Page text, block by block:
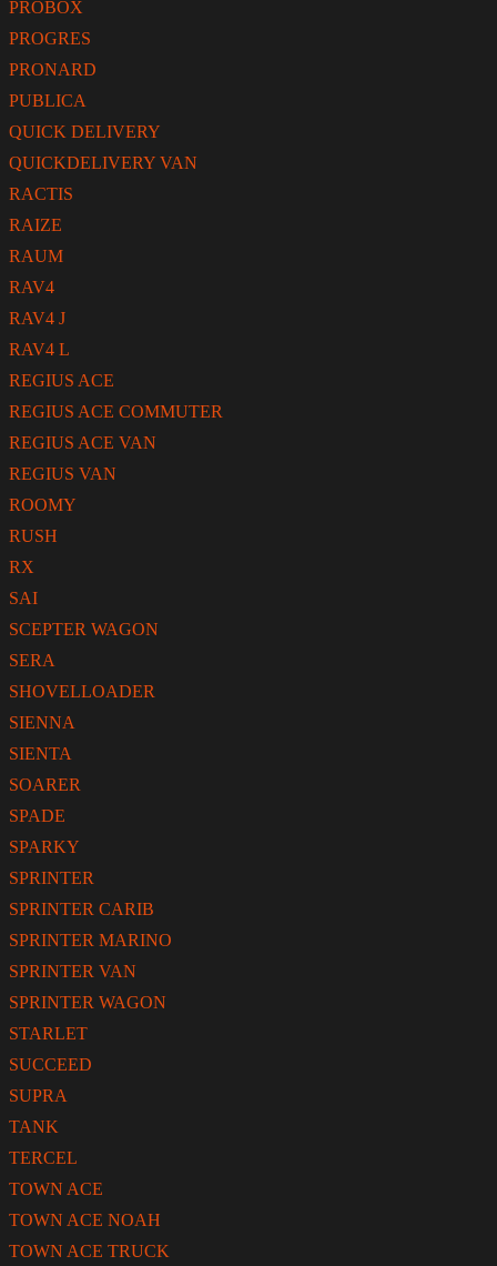
PROBOX
PROGRES
PRONARD
PUBLICA
QUICK DELIVERY
QUICKDELIVERY VAN
RACTIS
RAIZE
RAUM
RAV4
RAV4 J
RAV4 L
REGIUS ACE
REGIUS ACE COMMUTER
REGIUS ACE VAN
REGIUS VAN
ROOMY
RUSH
RX
SAI
SCEPTER WAGON
SERA
SHOVELLOADER
SIENNA
SIENTA
SOARER
SPADE
SPARKY
SPRINTER
SPRINTER CARIB
SPRINTER MARINO
SPRINTER VAN
SPRINTER WAGON
STARLET
SUCCEED
SUPRA
TANK
TERCEL
TOWN ACE
TOWN ACE NOAH
TOWN ACE TRUCK